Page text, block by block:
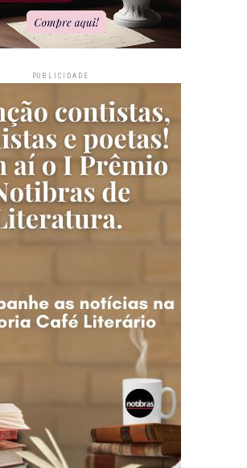
PUBLICIDADE